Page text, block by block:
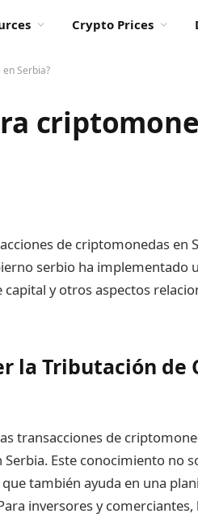
Crypto Prices
Serbia?
de criptomonedas en
serbio ha implementado
y otros aspectos
la Tributación de
transacciones de
Este conocimiento no
también ayuda en una
inversores y comerciantes,